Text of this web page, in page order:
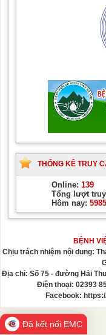
THỐNG KÊ TRUY
Online: 139
Tổng lượt
Hôm nay: 5985
BỆNH
Chịu trách nhiệm nội dung:
Địa chỉ: Số 75 - đường Hải
Điện thoại: 02393
Facebook:
Đã kết nối EMC